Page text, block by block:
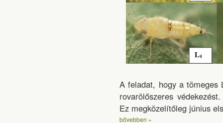
A feladat, hogy a tömeges
rovarölőszeres
Ez megközelítőleg június
bővebben »